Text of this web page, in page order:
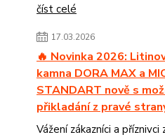
číst celé
17.03.2026
🔥 Novinka 2026:
kamna DORA MAX a
STANDART nově s
přikladání z pravé
Vážení zákazníci a příznivci